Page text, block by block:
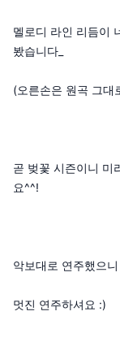
멜로디 라인 리듬이
봤습니다_
(오른손은 원곡 그대
곧 벚꽃 시즌이니 미
요^^!
악보대로 연주했으
멋진 연주하셔요 :)